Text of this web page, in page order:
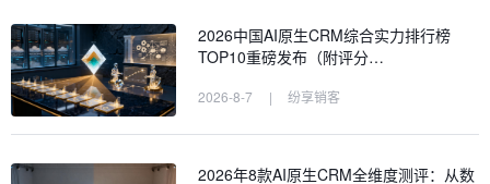
2026中国AI原生CRM综合实力排行榜
TOP10重磅发布（附评分…
2026-8-7 | 纷享销客
2026年8款AI原生CRM全维度测评：从数